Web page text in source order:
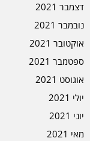
דצמבר 2021
נובמבר 2021
אוקטובר 2021
ספטמבר 2021
אוגוסט 2021
יולי 2021
יוני 2021
מאי 2021